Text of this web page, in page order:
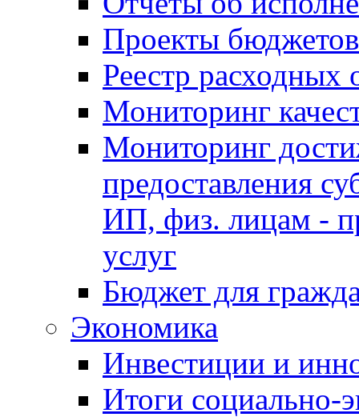
Проекты бюджетов
Реестр расходных
Мониторинг
Мониторинг
предоставления
ИП, физ. лицам -
услуг
Бюджет для
Экономика
Инвестиции и
Итоги социально-